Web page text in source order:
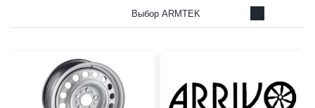
Выбор ARMTEK